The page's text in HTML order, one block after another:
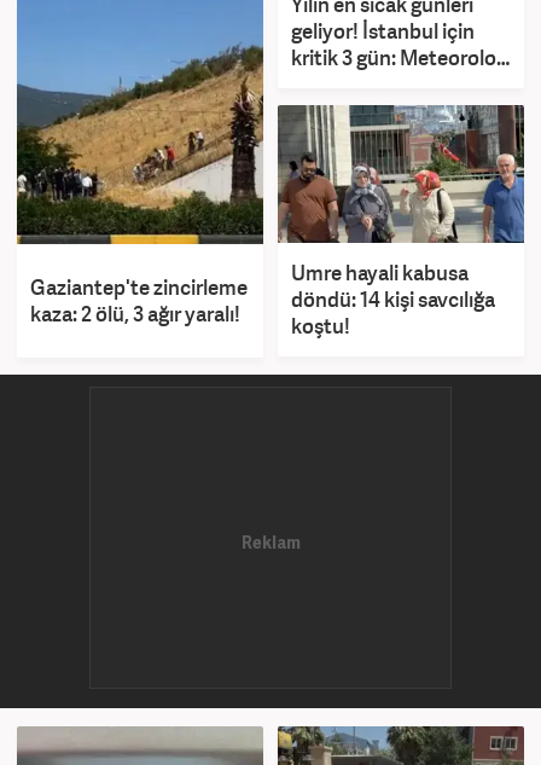
geliyor! İstanbul için
kritik 3 gün: Meteoroloji
Gaziantep'te zincirleme
kaza: 2 ölü, 3 ağır yaralı!
Umre hayali kabusa
döndü: 14 kişi savcılığa
koştu!